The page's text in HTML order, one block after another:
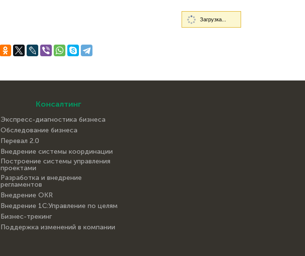
Консалтинг
Экспресс-диагностика бизнеса
Обследование бизнеса
Перевал 2.0
Внедрение системы координации
Построение системы управления
проектами
Разработка и внедрение
регламентов
Внедрение OKR
Внедрение 1С:Управление по целям
Бизнес-трекинг
Поддержка изменений в компании
Загрузка...